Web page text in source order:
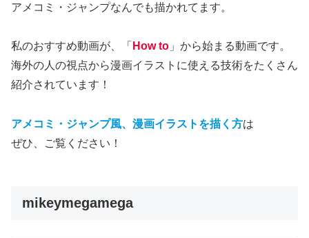
アメコミ・ジャンプなんでも描かれてます。
私のおすすめ動画が、「 How to 」から始まる動画です。
海外の人の視点から漫画イラストに使える技術をたくさん
紹介されています！
アメコミ・ジャンプ風、漫画イラストを描く方は
ぜひ、ご覧ください！
mikeymegamega